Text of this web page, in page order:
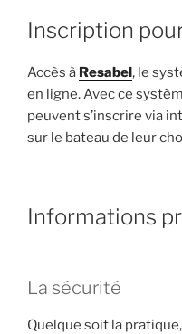
Inscription
Accès à Resabel, le
en ligne. Avec ce
peuvent s’inscrire via
sur le bateau de leur
Informations
La sécurité
Quelque soit la